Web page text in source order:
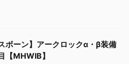
ボーン】アークロックα・β装備
【MHWIB】